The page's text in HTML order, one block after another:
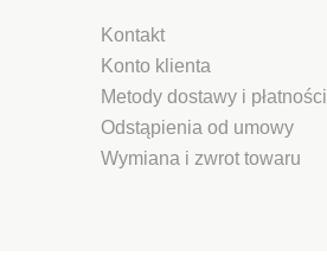
Kontakt
Konto klienta
Metody dostawy i płatności
Odstąpienia od umowy
Wymiana i zwrot towaru